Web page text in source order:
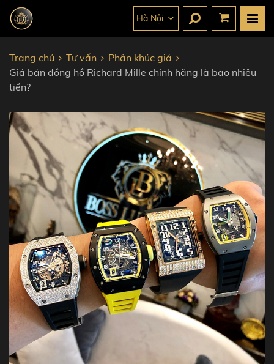
Hà Nội
Trang chủ Tư vấn
Phân khúc giá
Giá bán đồng hồ Richard Mille chính hãng là bao nhiêu
tiền?